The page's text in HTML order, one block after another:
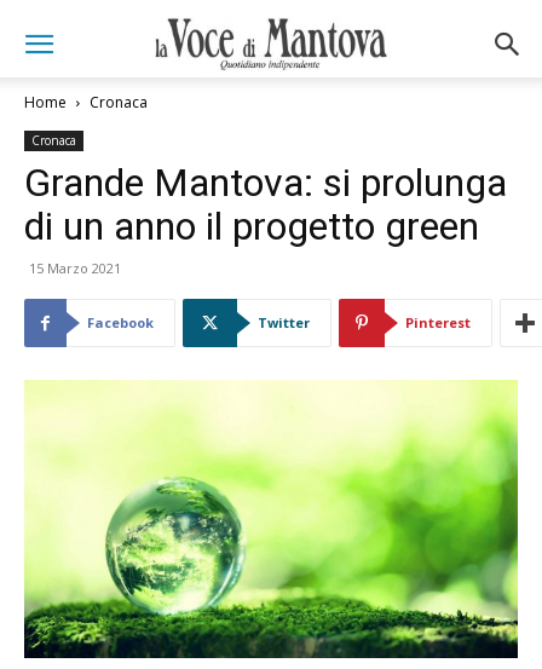
Home Cronaca
Cronaca
Grande Mantova: si prolunga
di un anno il progetto green
15 Marzo 2021
Facebook Twitter Pinterest